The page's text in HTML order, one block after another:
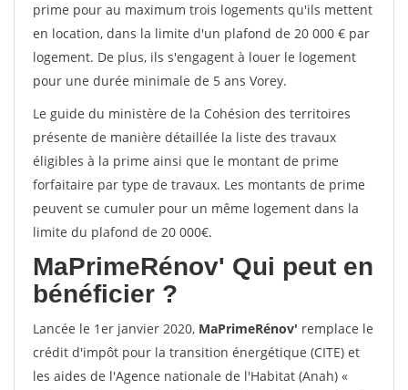
prime pour au maximum trois logements qu'ils mettent
en location, dans la limite d'un plafond de 20 000 € par
logement. De plus, ils s'engagent à louer le logement
pour une durée minimale de 5 ans Vorey.
Le guide du ministère de la Cohésion des territoires
présente de manière détaillée la liste des travaux
éligibles à la prime ainsi que le montant de prime
forfaitaire par type de travaux. Les montants de prime
peuvent se cumuler pour un même logement dans la
limite du plafond de 20 000€.
MaPrimeRénov' Qui peut en
bénéficier ?
Lancée le 1er janvier 2020, MaPrimeRénov' remplace le
crédit d'impôt pour la transition énergétique (CITE) et
les aides de l'Agence nationale de l'Habitat (Anah) «